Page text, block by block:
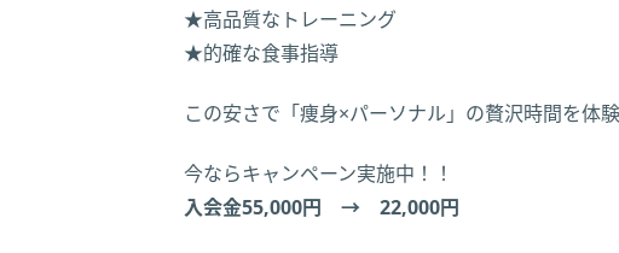
★高品質なトレーニング
★的確な食事指導
この安さで「痩身×パーソナル」の贅沢時間を体
今ならキャンペーン実施中！！
入会金55,000円 → 22,000円